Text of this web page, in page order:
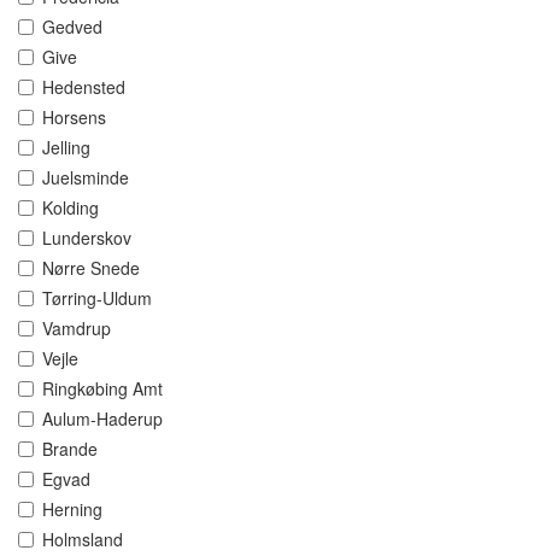
Gedved
Give
Hedensted
Horsens
Jelling
Juelsminde
Kolding
Lunderskov
Nørre Snede
Tørring-Uldum
Vamdrup
Vejle
Ringkøbing Amt
Aulum-Haderup
Brande
Egvad
Herning
Holmsland